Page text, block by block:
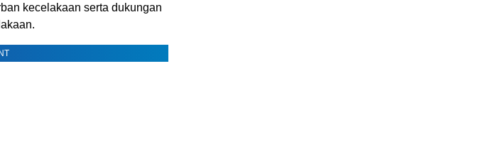
kecelakaan serta dukungan